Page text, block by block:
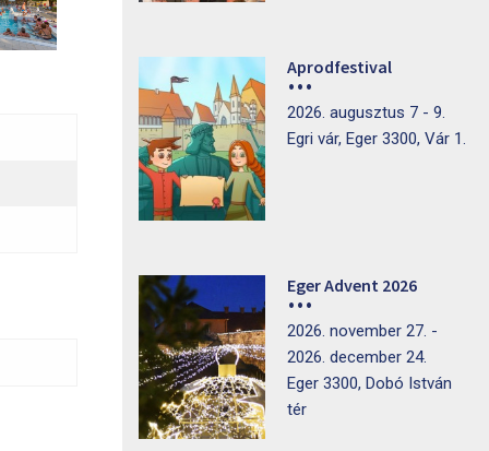
Aprodfestival
2026. augusztus 7 - 9.
Egri vár, Eger 3300, Vár 1.
Eger Advent 2026
2026. november 27. -
2026. december 24.
Eger 3300, Dobó István
tér